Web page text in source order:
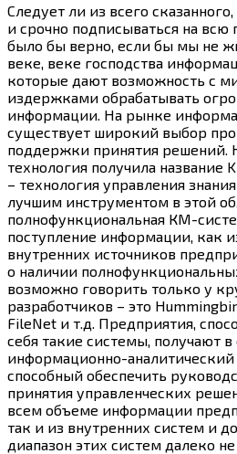
Следует ли из всего
и срочно подписываться на всю
было бы верно, если бы мы не
веке, веке господства
которые дают возможность с
издержками обрабатывать
информации. На рынке
существует широкий выбор
поддержки принятия решений.
технология получила название
– технология управления
лучшим инструментом в этой
полнофункциональная КМ-
поступление информации, как
внутренних источников
о наличии
возможно говорить только у
разработчиков – это
FileNet и т.д. Предприятия,
себя такие системы, получают
информационно-аналитический
способный обеспечить
принятия управленческих
всем объеме информации
так и из внутренних систем и
диапазон этих систем далеко